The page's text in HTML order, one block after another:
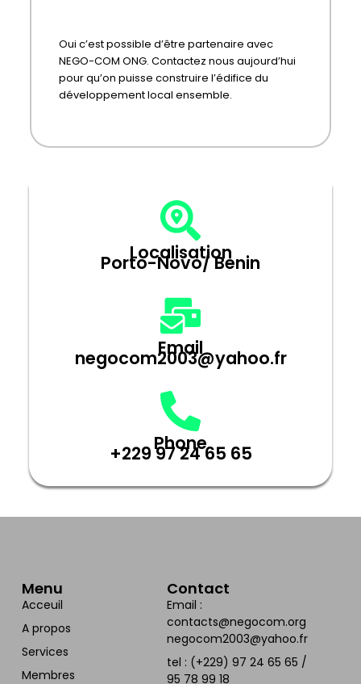
Oui c’est possible d’être partenaire avec
NEGO-COM ONG. Contactez nous aujourd’hui
pour qu’on puisse construire l’édifice du
développement local ensemble.
Localisation
Porto-Novo/ Benin
Email
negocom2003@yahoo.fr
Phone
+229 97 24 65 65
Menu
Acceuil
A propos
Services
Membres
Contact
Email :
contacts@negocom.org
negocom2003@yahoo.fr
tel : (+229) 97 24 65 65 /
95 78 99 18